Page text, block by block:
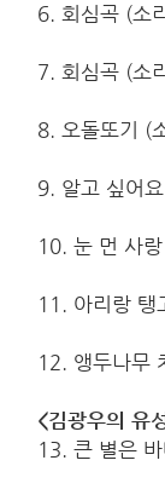
6. 회심곡 (소
7. 회심곡 (소
8. 오돌또기 (
9. 알고 싶어
10. 눈 먼 사
11. 아리랑 탱
12. 앵두나무
<김광우의 유
13. 큰 별은